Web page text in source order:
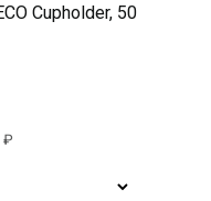
Cupholder, 50
₽